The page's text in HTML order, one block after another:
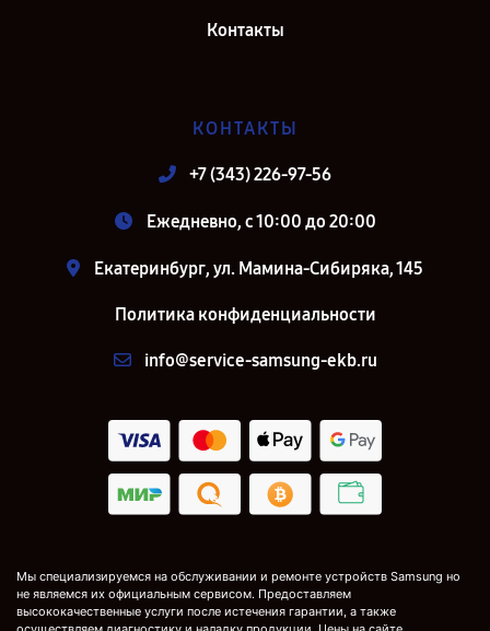
Контакты
КОНТАКТЫ
+7 (343) 226-97-56
Ежедневно, с 10:00 до 20:00
Екатеринбург, ул. Мамина-Сибиряка, 145
Политика конфиденциальности
info@service-samsung-ekb.ru
Мы специализируемся на обслуживании и ремонте устройств Samsung но
не являемся их официальным сервисом. Предоставляем
высококачественные услуги после истечения гарантии, а также